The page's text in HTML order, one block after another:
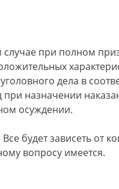
при полном
дела в
при назначении
осуждении.
будет зависеть от
вопросу имеется.